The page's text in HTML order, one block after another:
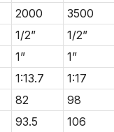
2000 3500
1/2” 1/2”
1” 1”
1:13.7 1:17
82 98
93.5 106